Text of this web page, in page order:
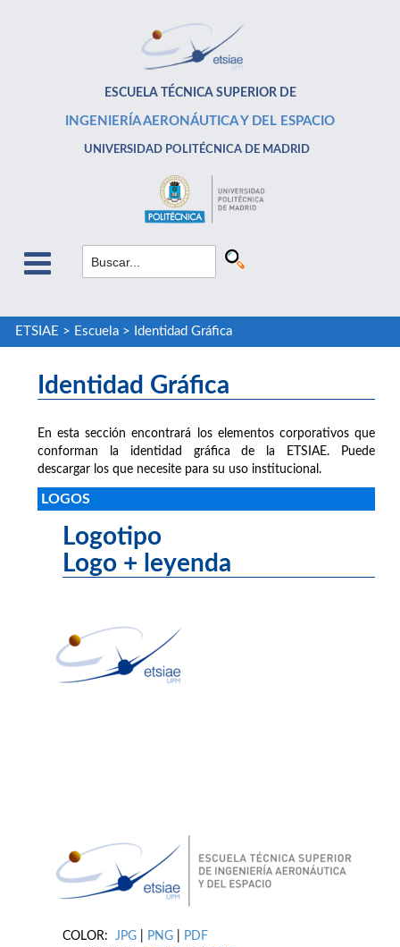
ESCUELA TÉCNICA SUPERIOR DE
INGENIERÍA AERONÁUTICA Y DEL ESPACIO
UNIVERSIDAD POLITÉCNICA DE MADRID
ETSIAE > Escuela> Identidad Gráfica
Identidad Gráfica
En esta sección encontrará los elementos corporativos que
conforman la identidad gráfica de la ETSIAE. Puede
descargar los que necesite para su uso institucional.
LOGOS
Logotipo
Logo + leyenda
COLOR: JPG PNG
PDF